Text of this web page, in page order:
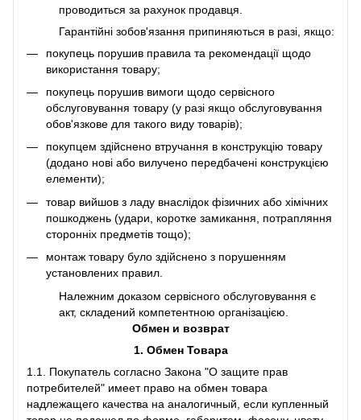
проводиться за рахунок продавця.
Гарантійні зобов'язання припиняються в разі, якщо:
покупець порушив правила та рекомендації щодо
використання товару;
покупець порушив вимоги щодо сервісного
обслуговування товару (у разі якщо обслуговування
обов'язкове для такого виду товарів);
покупцем здійснено втручання в конструкцію товару
(додано нові або вилучено передбачені конструкцією
елементи);
товар вийшов з ладу внаслідок фізичних або хімічних
пошкоджень (удари, коротке замикання, потрапляння
сторонніх предметів тощо);
монтаж товару було здійснено з порушенням
установлених правил.
Належним доказом сервісного обслуговування є
акт, складений компетентною організацією.
Обмен и возврат
1. Обмен Товара
1.1. Покупатель согласно Закона "О защите прав
потребителей" имеет право на обмен товара
надлежащего качества на аналогичный, если купленный